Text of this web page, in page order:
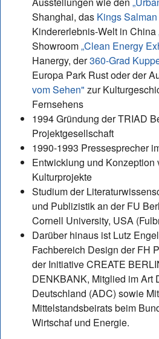
Shanghai, das Kings
Kindererlebnis-Welt in China
Showroom„Clean Energy
Hanergy, der360-Grad
Europa Park Rust oder der
vom Sehen" zur
Fernsehens
1994 Gründung der TRIAD
Projektgesellschaft
1990-1993 Pressesprecher
Entwicklung und Konzeption
Kulturprojekte
Studium der
und Publizistik an der FU
Cornell University, USA
Darüber hinaus ist Lutz
Fachbereich Design der FH
der Initiative CREATE
DENKBANK, Mitglied im Art
Deutschland (ADC) sowie
Mittelstandsbeirats beim
Wirtschaf und Energie.